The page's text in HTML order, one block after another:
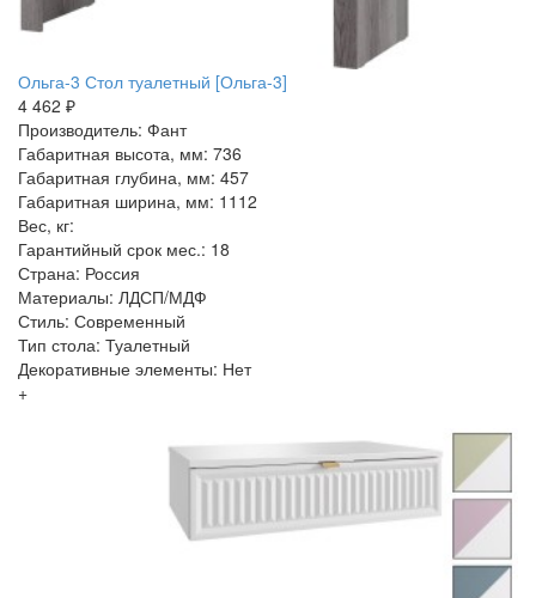
Ольга-3 Стол туалетный [Ольга-3]
4 462 ₽
Производитель: Фант
Габаритная высота, мм: 736
Габаритная глубина, мм: 457
Габаритная ширина, мм: 1112
Вес, кг:
Гарантийный срок мес.: 18
Страна: Россия
Материалы: ЛДСП/МДФ
Стиль: Современный
Тип стола: Туалетный
Декоративные элементы: Нет
+